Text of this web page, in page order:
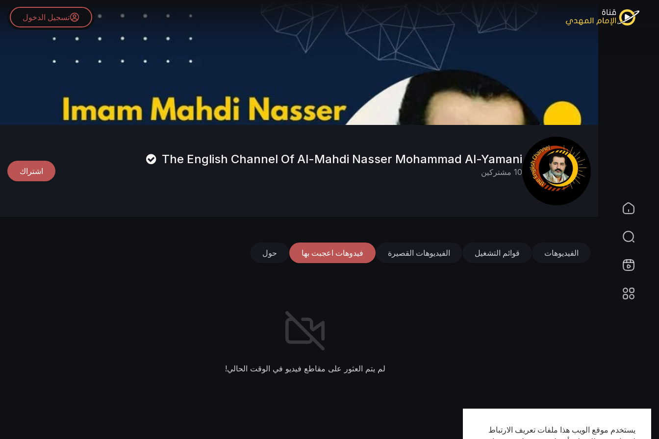
يستخدم موقع الويب هذا ملفات تعريف الارتباط
تسجيل الدخول
The English Channel Of Al-Mahdi Nasser Mohammad Al-Yamani
10 مشتركين اشتراك
الفيديوهات قوائم التشغيل الفيديوهات القصيرة فيدوهات اعجبت بها حول
لم يتم العثور على مقاطع فيديو في الوقت الحالي!